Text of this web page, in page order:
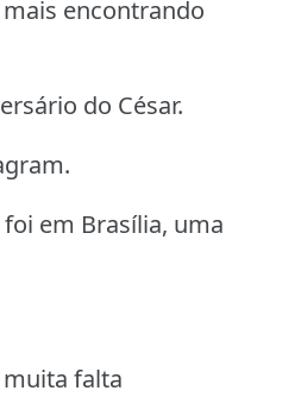
encontrando
do César.
em Brasília, uma
falta